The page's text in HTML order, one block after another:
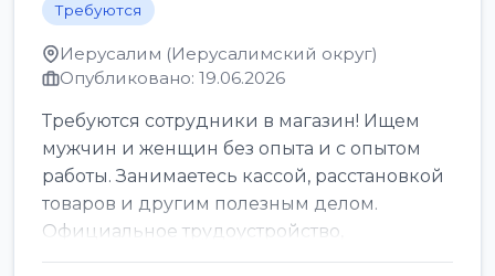
Требуются
Иерусалим (Иерусалимский округ)
Опубликовано: 19.06.2026
Требуются сотрудники в магазин! Ищем
мужчин и женщин без опыта и с опытом
работы. Занимаетесь кассой, расстановкой
товаров и другим полезным делом.
Официальное трудоустройство,
стабильная зарплата от ...